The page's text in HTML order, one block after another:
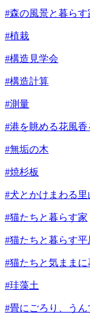
#森の風景と暮らす
#植栽
#構造見学会
#構造計算
#測量
#港を眺める花風香
#無垢の木
#焼杉板
#犬とかけまわる里
#猫たちと暮らす家
#猫たちと暮らす平
#猫たちと気ままに
#珪藻土
#畳にごろり、う